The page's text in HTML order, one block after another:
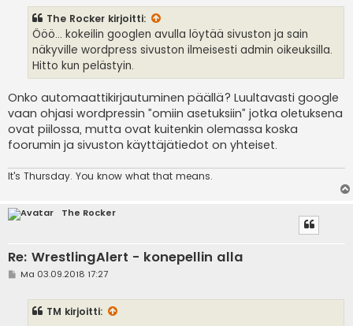
The Rocker kirjoitti:
Ööö... kokeilin googlen avulla löytää sivuston ja sain
näkyville wordpress sivuston ilmeisesti admin oikeuksilla.
Hitto kun pelästyin.
Onko automaattikirjautuminen päällä? Luultavasti google
vaan ohjasi wordpressin ”omiin asetuksiin” jotka oletuksena
ovat piilossa, mutta ovat kuitenkin olemassa koska
foorumin ja sivuston käyttäjätiedot on yhteiset.
It's Thursday. You know what that means.
The Rocker
Re: WrestlingAlert - konepellin alla
VMa 03.09.2018 17:27
TM kirjoitti: